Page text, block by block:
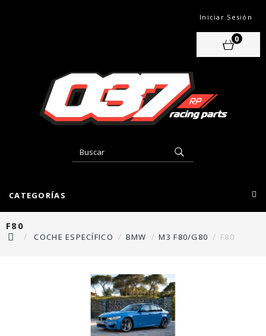
Iniciar Sesión
0
CATEGORÍAS
F80
COCHE ESPECÍFICO BMW M3 F80/G80 F80